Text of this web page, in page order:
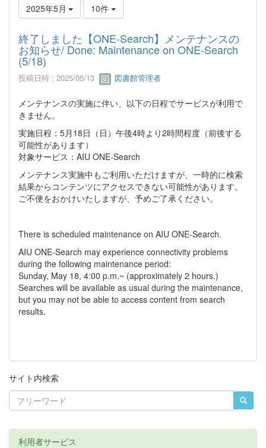
2025年5月 10件
終了しました【ONE-Search】メンテナンスの
お知らせ/ Done: Maintenance on ONE-Search
(5/18)
投稿日時 : 2025/05/13 図書館管理者
メンテナンスの実施に伴い、以下の日程でサービスが利用で
きません。
実施日程：5月18日（日）午後4時より2時間程度（前後する
可能性があります）
対象サービス：AIU ONE-Search
メンテナンス実施中もご利用いただけますが、一時的に検索
結果からコンテンツにアクセスできない可能性があります。
ご不便をおかけいたしますが、予めご了承ください。
There is scheduled maintenance on AIU ONE-Search.
AIU ONE-Search may experience connectivity problems
during the following maintenance period:
Sunday, May 18, 4:00 p.m.~ (approximately 2 hours.)
Searches will be available as usual during the maintenance,
but you may not be able to access content from search
results.
サイト内検索
利用者サービス